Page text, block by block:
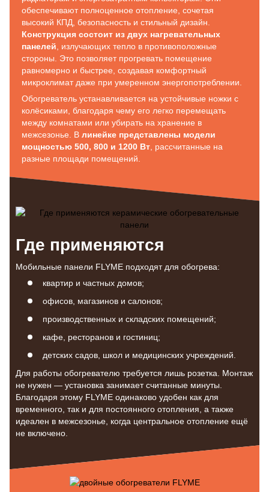
обеспечивают полноценное отопление, сочетая
высокий КПД, безопасность и стильный дизайн.
Конструкция состоит из двух нагревательных
панелей, излучающих тепло в противоположные
стороны. Это позволяет прогревать помещение
равномерно и быстрее, создавая комфортный
микроклимат даже при умеренном энергопотреблении.
Обогреватель устанавливается на устойчивые ножки с
колёсиками, благодаря чему его легко перемещать
между комнатами или убирать на хранение в
межсезонье. В линейке представлены модели
мощностью 500, 800 и 1200 Вт, рассчитанные на
разные площади помещений.
Где применяются
Мобильные панели FLYME подходят для обогрева:
квартир и частных домов;
офисов, магазинов и салонов;
производственных и складских помещений;
кафе, ресторанов и гостиниц;
детских садов, школ и медицинских учреждений.
Для работы обогревателю требуется лишь розетка. Монтаж
не нужен — установка занимает считанные минуты.
Благодаря этому FLYME одинаково удобен как для
временного, так и для постоянного отопления, а также
идеален в межсезонье, когда центральное отопление ещё
не включено.